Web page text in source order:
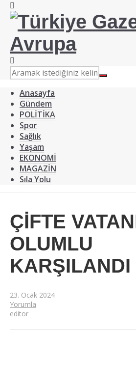
Anasayfa
Gündem
POLİTİKA
Spor
Sağlık
Yaşam
EKONOMİ
MAGAZİN
Sıla Yolu
ÇİFTE
OLUMLU
KARŞILANDI
23. Ocak 2024
Yorumla
editor